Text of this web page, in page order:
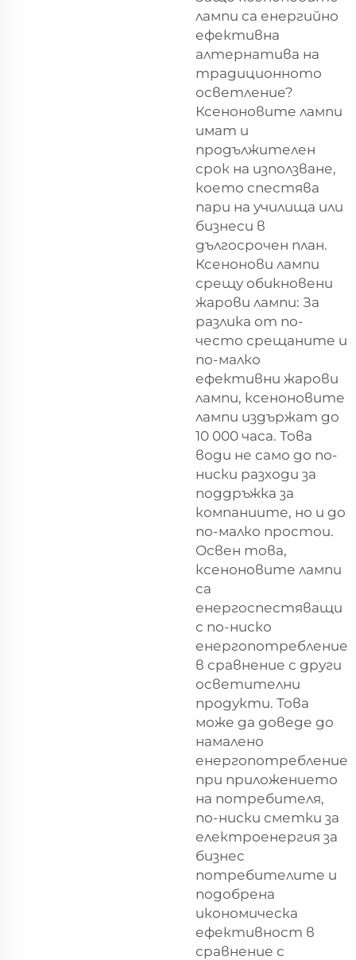
лампи са енергийно
ефективна
алтернатива на
традиционното
осветление?
Ксеноновите лампи
имат и
продължителен
срок на използване,
което спестява
пари на училища или
бизнеси в
дългосрочен план.
Ксенонови лампи
срещу обикновени
жарови лампи: За
разлика от по-
често срещаните и
по-малко
ефективни жарови
лампи, ксеноновите
лампи издържат до
10 000 часа. Това
води не само до по-
ниски разходи за
поддръжка за
компаниите, но и до
по-малко простои.
Освен това,
ксеноновите лампи
са
енергоспестяващи
с по-ниско
енергопотребление
в сравнение с други
осветителни
продукти. Това
може да доведе до
намалено
енергопотребление
при приложението
на потребителя,
по-ниски сметки за
електроенергия за
бизнес
потребителите и
подобрена
икономическа
ефективност в
сравнение с